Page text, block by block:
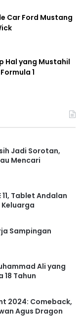
Car Ford Mustang
Hal yang Mustahil
1
Jadi Sorotan,
Mencari
11, Tablet Andalan
Sampingan
Ali yang
Tahun
2024: Comeback,
Agus Dragon